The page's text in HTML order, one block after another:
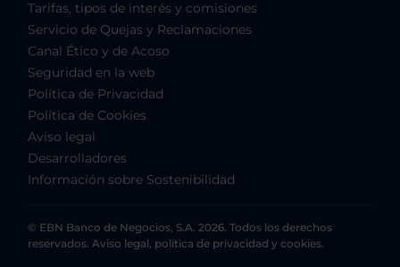
Tarifas, tipos de interés y comisiones
Servicio de Quejas y Reclamaciones
Canal Ético y de Acoso
Seguridad en la web
Política de Privacidad
Política de Cookies
Aviso legal
Desarrolladores
Información sobre Sostenibilidad
© EBN Banco de Negocios, S.A. 2026. Todos los derechos
reservados. Aviso legal, política de privacidad y cookies.